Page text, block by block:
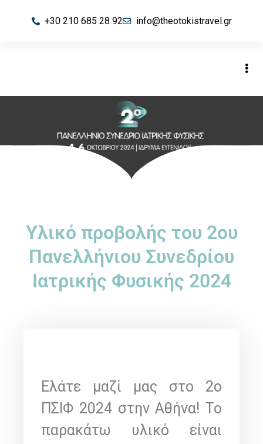
+30 210 685 28 92 info@theotokistravel.gr
Υλικό προβολής του 2ου
Πανελλήνιου Συνεδρίου
Ιατρικής Φυσικής 2024
Ελάτε μαζί μας στο 2ο
ΠΣΙΦ 2024 στην Αθήνα! Το
παρακάτω υλικό είναι